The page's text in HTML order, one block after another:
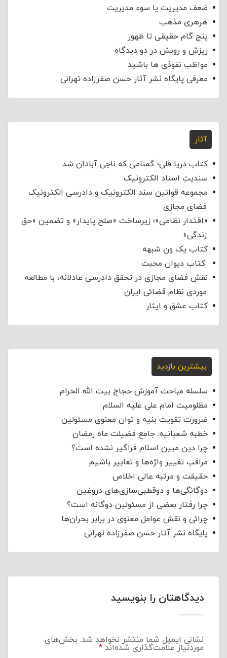
ضعف مدیریت یا سوء مدیریت
هرهری مذهب
پنج گام حقیقی تا ظهور
ریزش و رویش در دو دیدگاه
مواظب نفوذی‌ ها باشید
معرفی پایگاه نشر آثار حسن صفرزاده تهرانی
آثار
کتاب دریا قلی؛ گمنامی که ناجی آبادان شد
سندیتِ اسناد الکترونیک
مجموعه قوانین سند الکترونیک و دادرسی الکترونیک
فضای مجازی
«اقتدار نظامی»؛ زیرساخت «صلح پایدار» و تضمین «حق
زندگی»
کتاب یک ون شبهه
کتاب دیوان محبت
نقش فضای مجازی در تحقق دادرسی عادلانه، با مطالعه
موردی نظام قضائی ایران
کتاب عشق و ایثار
بیشترین بازدید
سلسله مباحث آموزش حجاج بیت الله الحرام
مظلومیت امام علی علیه السلام
ضرورت تقویت بنیه و توان معنوی مسئولین
خطبه شعبانیه: جامع فضیلت ماه رمضان
چرا دین مبین اسلام فراگیر نشده است؟
مراقب تغییر واژه‌ها و تعابیر باشیم
حقیقت و مرتبه عالی اخلاص
دوگانگی‌ها و دوقطبی‌سازی‌های دروغین
چرا رفتار بعضی از مسئولین دوگانه است؟
چرائی و نقش عوامل معنوی در برابر بحران‌ها
پایگاه نشر آثار حسن صفرزاده تهرانی
دیدگاهتان را بنویسید
نشانی ایمیل شما منتشر نخواهد شد. بخش‌های
موردنیاز علامت‌گذاری شده‌اند*